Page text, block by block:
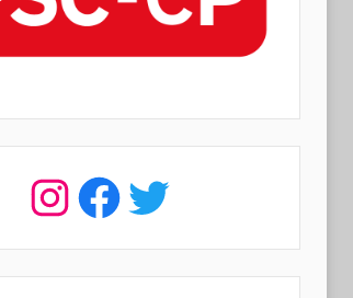
Instagram
Facebook
Twitter